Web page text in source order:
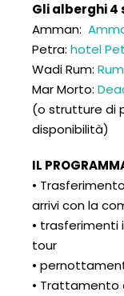
Gli alberghi 4
Amman:
Petra: hotel
Wadi Rum:
Mar Morto:
(o strutture di
disponibilità)
IL
•
arrivi con la
• trasferimenti
tour
•
• Trattamento